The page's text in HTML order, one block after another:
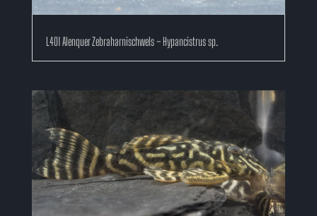
L401 Alenquer Zebraharnischwels – Hypancistrus sp.